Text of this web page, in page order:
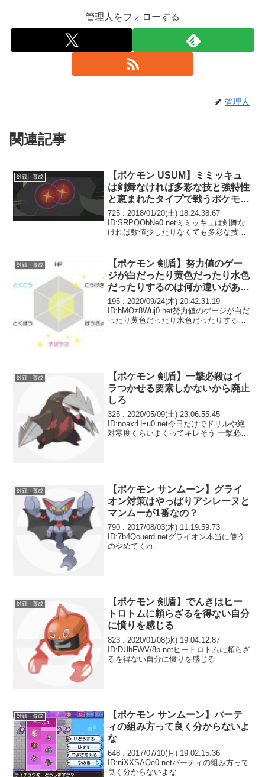
管理人をフォローする
管理人
関連記事
対戦・育成
【ポケモン USUM】ミミッキュ
は剣舞なければ多彩な技と強特性
と恵まれたタイプで戦うポケモン
になってたかもしれない
725 : 2018/01/20(土) 18:24:38.67
ID:SRPQObNe0.netミミッキュは剣舞な
ければ数値少したりなくても多彩な技と
A高えし速いし硬...
対戦・育成
【ポケモン 剣盾】努力値のゲー
ジが白だったり黄色だったり水色
だったりするのは何か違いがあり
ますか？
195 : 2020/09/24(木) 20:42:31.19
ID:hMOz8Wuj0.net努力値のゲージが白だ
ったり黄色だったり水色だったりするの
対戦・育成
【ポケモン 剣盾】一撃必殺はイ
ラつかせる要素しかないから廃止
しろ
325 : 2020/05/09(土) 23:06:55.45
ID:noaxrH+u0.net今日だけでドリルや絶
対零度くらいまくってキレそう 一撃必殺
対戦・育成
【ポケモン サンムーン】グライ
オン対策はやっぱりアシレーヌと
マンムーが1番なの？
790 : 2017/08/03(木) 11:19:59.73
ID:7b4Qouerd.netグライオン本当に使う
のやめてくれ
対戦・育成
【ポケモン 剣盾】でんきはヒー
トロトムに頼らざるを得ない自分
に憤りを感じる
823 : 2020/01/08(水) 19:04:12.87
ID:DUhFWV/8p.netヒートロトムに頼らざ
るを得ない自分に憤りを感じる
対戦・育成
【ポケモン サンムーン】パーテ
ィの組み方って良く分からないよ
な
648 : 2017/07/10(月) 19:02:15.36
ID:niXXSAQe0.netパーティの組み方って
良く分からないよな